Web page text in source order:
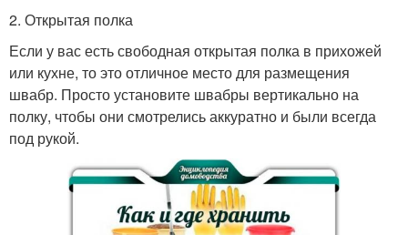
2. Открытая полка
Если у вас есть свободная открытая полка в прихожей
или кухне, то это отличное место для размещения
швабр. Просто установите швабры вертикально на
полку, чтобы они смотрелись аккуратно и были всегда
под рукой.